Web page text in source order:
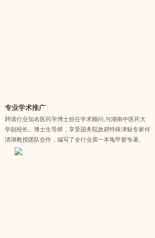
专业学术推广
聘请行业知名医药学博士担任学术顾问,与湖南中医药大
学副校长、博士生导师，享受国务院政府特殊津贴专家何
清湖教授团队合作，编写了全行业第一本龟甲胶专著。